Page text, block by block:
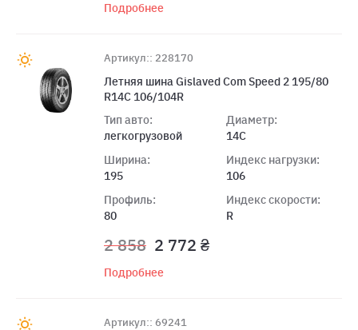
Подробнее
Артикул:: 228170
Летняя шина Gislaved Com Speed 2 195/80
R14C 106/104R
Тип авто:
легкогрузовой
Ширина:
195
Профиль:
80
Диаметр:
14C
Индекс нагрузки:
106
Индекс скорости:
R
2 858 2 772 ₴
Подробнее
Артикул:: 69241